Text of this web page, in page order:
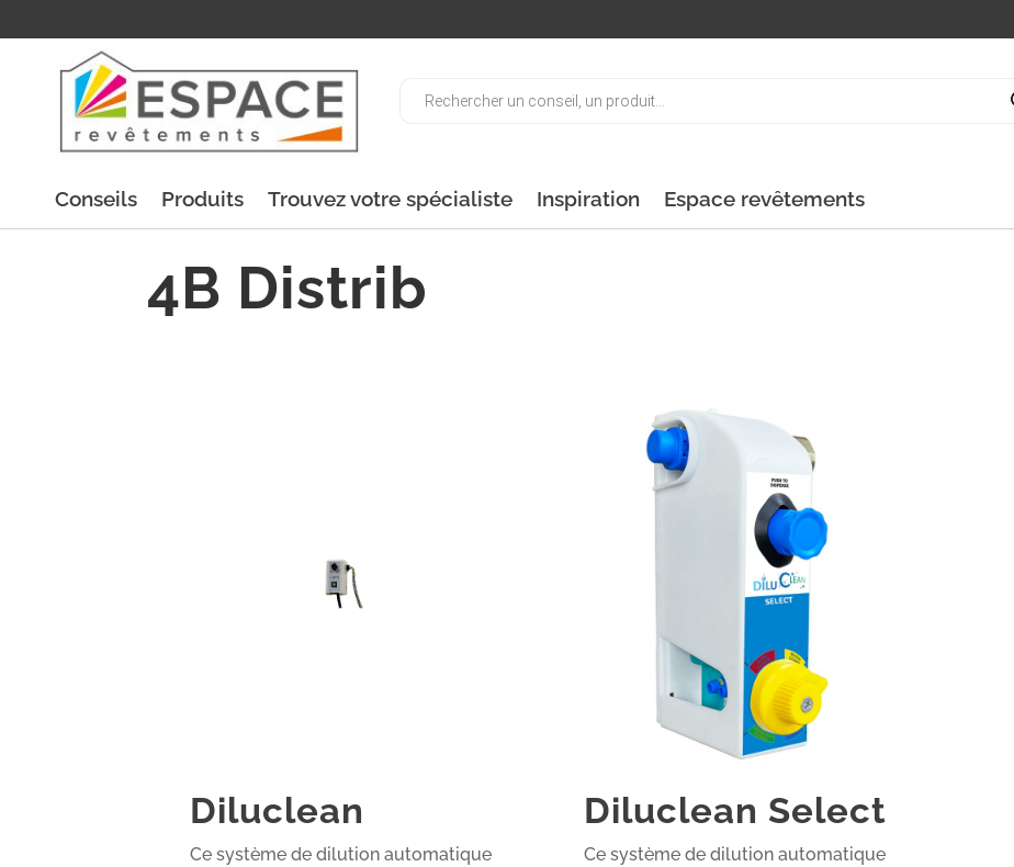
Conseils Produits Trouvez votre spécialiste Inspiration Espace revêtements
4B Distrib
Diluclean
Ce système de dilution automatique
Diluclean Select
Ce système de dilution automatique